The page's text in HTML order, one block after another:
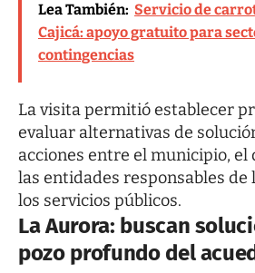
Lea También: Servicio de
Cajicá: apoyo gratuito para
contingencias
La visita permitió establecer
evaluar alternativas de
acciones entre el municipio,
las entidades responsables de
los servicios públicos.
La Aurora: buscan
pozo profundo del